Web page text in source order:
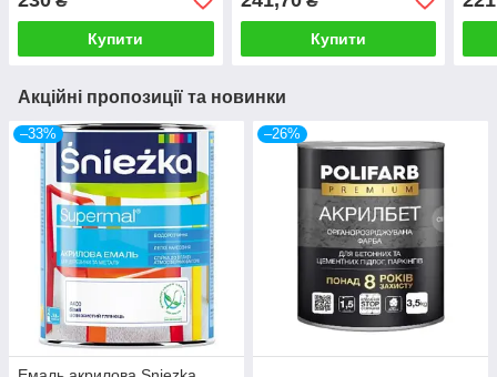
Купити Купити
Акційні пропозиції та новинки
–33% –26%